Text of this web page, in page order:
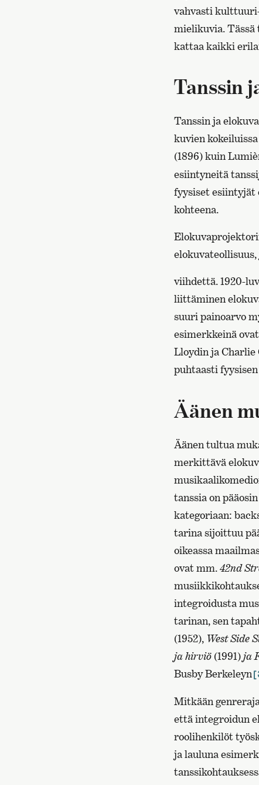
vahvasti
mielikuvia.
kattaa kaikki
Tanssin
Tanssin ja
kuvien
(1896) kuin
esiintyneitä
fyysiset esiintyjät
kohteena.
viihdettä. 1920-
liittäminen
suuri painoarvo
esimerkkeinä
Lloydin ja Charlie
puhtaasti
Äänen
Äänen tultua
merkittävä
tanssia on
kategoriaan:
tarina sijoittuu
oikeassa
ovat mm.42nd
integroidusta
tarinan, sen
(1952), West Side
ja hirviö (1991) ja
Busby Berkeleyn
Mitkään
että integroidun
roolihenkilöt
ja lauluna